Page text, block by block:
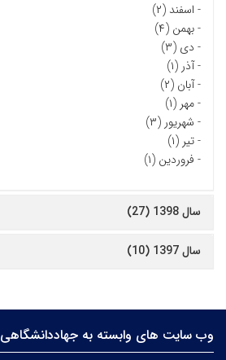
- اسفند (۲)
-بهمن (۴)
- دی (۳)
-آذر (۱)
-آبان (۲)
-مهر (۱)
- شهریور (۳)
-تیر (۱)
- فروردین (۱)
سال 1398 (27)
سال 1397 (10)
وب سایت های وابسته به جهاددانشگاهی